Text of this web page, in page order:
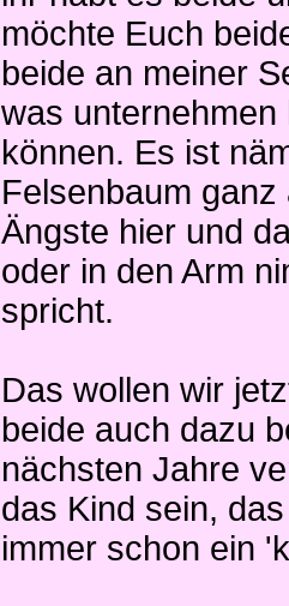
möchte Euch
beide an meiner
was
können. Es ist
Felsenbaum
Ängste hier und
oder in den Arm
spricht.
Das wollen wir
beide auch dazu
nächsten Jahre
das Kind sein,
immer schon ein